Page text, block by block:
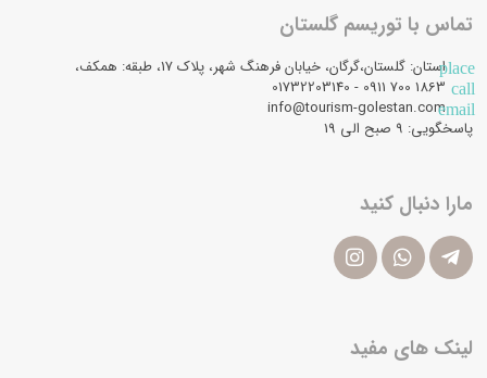
تماس با توریسم گلستان
placeاستان: گلستان،گرگان، خیابان فرهنگ شهر، پلاک 17، طبقه: همکف،
call
email
info@tourism-golestan.com
پاسخگویی: ۹ صبح الی 19
مارا دنبال کنید
لینک های مفید